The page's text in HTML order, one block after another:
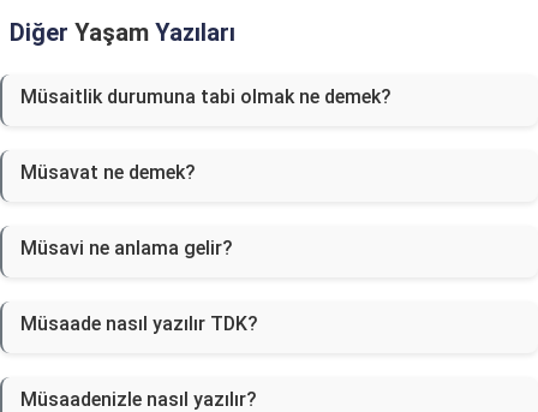
Diğer Yaşam Yazıları
Müsaitlik durumuna tabi olmak ne demek?
Müsavat ne demek?
Müsavi ne anlama gelir?
Müsaade nasıl yazılır TDK?
Müsaadenizle nasıl yazılır?